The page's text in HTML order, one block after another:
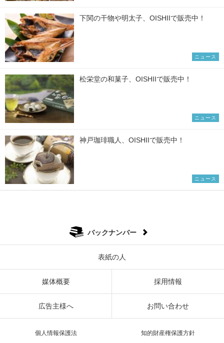
下関の干物や明太子、OISHIIで販売中！
ニュース
松栄堂の和菓子、OISHIIで販売中！
ニュース
神戸珈琲職人、OISHIIで販売中！
ニュース
バックナンバー
表紙の人
媒体概要 採用情報
広告主様へ お問い合わせ
個人情報保護法 知的財産権保護方針